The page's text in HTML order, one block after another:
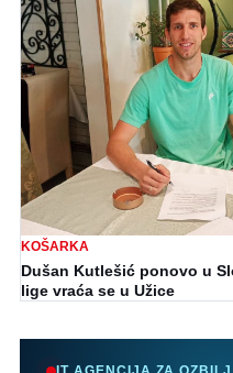
KOŠARKA
Dušan Kutlešić ponovo u
lige vraća se u Užice